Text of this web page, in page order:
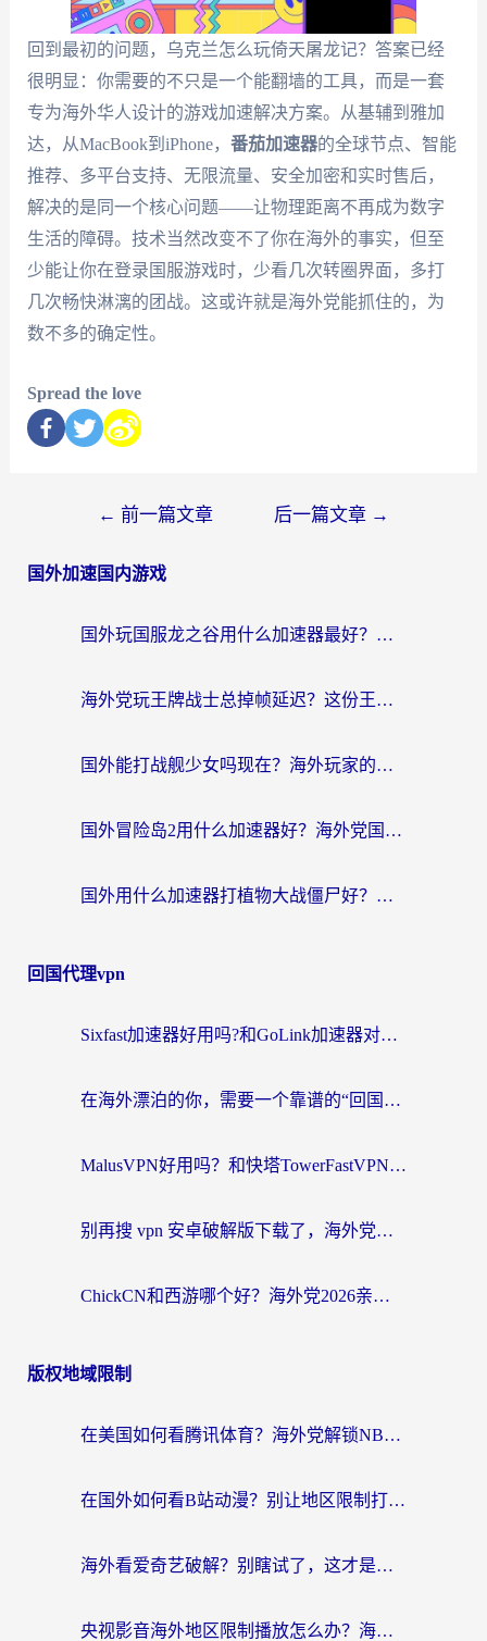
回到最初的问题，乌克兰怎么玩倚天屠龙记？答案已经
很明显：你需要的不只是一个能翻墙的工具，而是一套
专为海外华人设计的游戏加速解决方案。从基辅到雅加
达，从MacBook到iPhone， 番茄加速器的全球节点、智能
推荐、多平台支持、无限流量、安全加密和实时售后，
解决的是同一个核心问题——让物理距离不再成为数字
生活的障碍。技术当然改变不了你在海外的事实，但至
少能让你在登录国服游戏时，少看几次转圈界面，多打
几次畅快淋漓的团战。这或许就是海外党能抓住的，为
数不多的确定性。
Spread the love
← 前一篇文章 后一篇文章 →
国外加速国内游戏
国外玩国服龙之谷用什么加速器最好？一份给海外游子的终极指南
海外党玩王牌战士总掉帧延迟？这份王牌战士延迟加速器终极指南救你命
国外能打战舰少女吗现在？海外玩家的国服游戏加速终极指南
国外冒险岛2用什么加速器好？海外党国服游戏畅玩全攻略（附鸣潮哈利波特加速技巧）
国外用什么加速器打植物大战僵尸好？海外党国服游戏加速终极指南
回国代理vpn
Sixfast加速器好用吗?和GoLink加速器对比哪个回国效果更好?海外党亲测实用指南
在海外漂泊的你，需要一个靠谱的“回国机场”
MalusVPN好用吗？和快塔TowerFastVPN对比哪个回国效果更好？海外党亲测实用指南
别再搜 vpn 安卓破解版下载了，海外党回国上网的正确姿势在这里
ChickCN和西游哪个好？海外党2026亲测回国加速器选择指南（附expressvpn中国对比）
版权地域限制
在美国如何看腾讯体育？海外党解锁NBA欧洲杯直播的终极攻略
在国外如何看B站动漫？别让地区限制打断你的追番节奏
海外看爱奇艺破解？别瞎试了，这才是留学生华人追剧看球的正确打开方式
央视影音海外地区限制播放怎么办？海外党亲测有效的回国加速指南